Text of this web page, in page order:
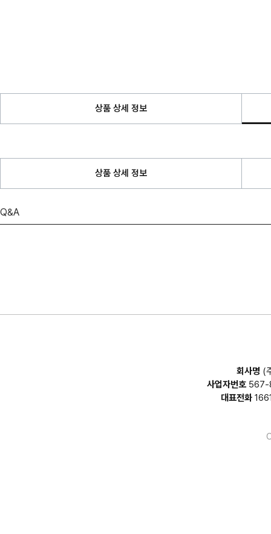
상품 상세 정보
상품 상세 정보
Q&A
회사명 (
사업자번호567-
대표전화